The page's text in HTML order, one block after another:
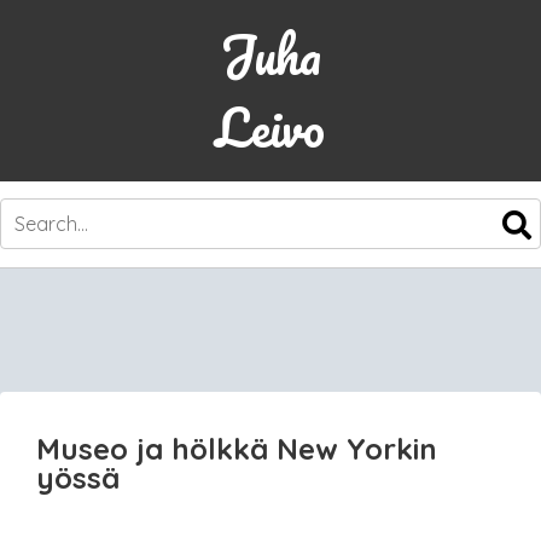
Juha
Leivo
SKIP
CONTENT
Museo ja hölkkä New Yorkin
yössä